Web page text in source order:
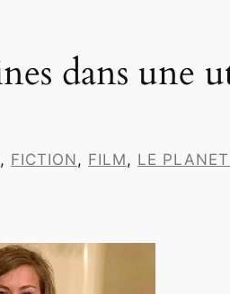
dans une
, FICTION, FILM, LE